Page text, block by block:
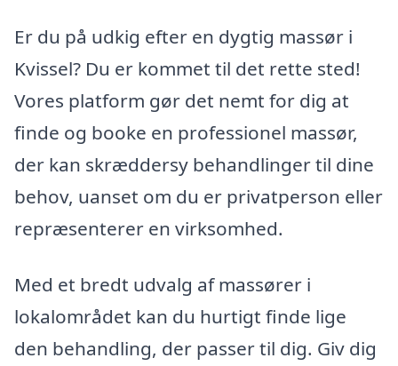
Er du på udkig efter en dygtig massør i
Kvissel? Du er kommet til det rette sted!
Vores platform gør det nemt for dig at
finde og booke en professionel massør,
der kan skræddersy behandlinger til dine
behov, uanset om du er privatperson eller
repræsenterer en virksomhed.
Med et bredt udvalg af massører i
lokalområdet kan du hurtigt finde lige
den behandling, der passer til dig. Giv dig